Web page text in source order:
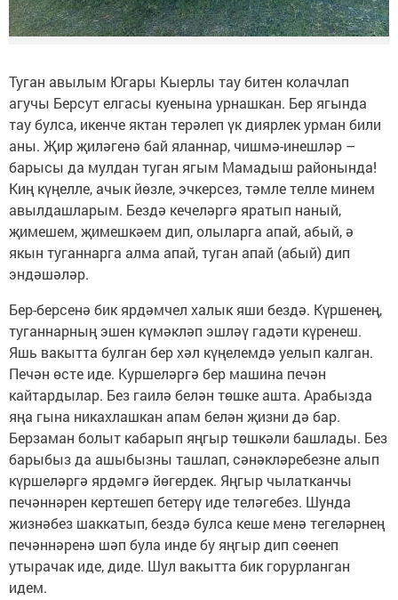
Туган авылым Югары Кыерлы тау битен колачлап
агучы Берсут елгасы куенына урнашкан. Бер ягында
тау булса, икенче яктан терәлеп үк диярлек урман били
аны. Җир җиләгенә бай яланнар, чишмә-инешләр –
барысы да мулдан туган ягым Мамадыш районында!
Киң күңелле, ачык йөзле, эчкерсез, тәмле телле минем
авылдашларым. Бездә кечеләргә яратып наный,
җимешем, җимешкәем дип, олыларга апай, абый, ә
якын туганнарга алма апай, туган апай (абый) дип
эндәшәләр.
Бер-берсенә бик ярдәмчел халык яши бездә. Күршенең,
туганнарның эшен күмәкләп эшләү гадәти күренеш.
Яшь вакытта булган бер хәл күңелемдә уелып калган.
Печән өсте иде. Куршеләргә бер машина печән
кайтардылар. Без гаилә белән төшке ашта. Арабызда
яңа гына никахлашкан апам белән җизни дә бар.
Берзаман болыт кабарып яңгыр төшкәли башлады. Без
барыбыз да ашыбызны ташлап, сәнәкләребезне алып
күршеләргә ярдәмгә йөгердек. Яңгыр чылатканчы
печәннәрен кертешеп бетерү иде теләгебез. Шунда
жизнәбез шаккатып, бездә булса кеше менә тегеләрнең
печәннәренә шәп була инде бу яңгыр дип сөенеп
утырачак иде, диде. Шул вакытта бик горурланган
идем.